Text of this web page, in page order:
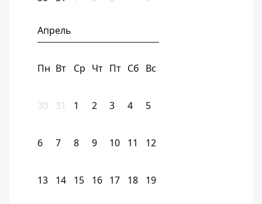
Апрель
Пн Вт Ср Чт Пт Сб Вс
30 31 1 2 3 4 5
6 7 8 9 10 11 12
13 14 15 16 17 18 19